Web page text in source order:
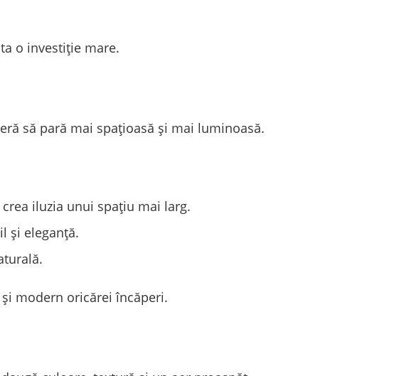
o investiție mare.
să pară mai spațioasă și mai luminoasă.
iluzia unui spațiu mai larg.
și eleganță.
modern oricărei încăperi.